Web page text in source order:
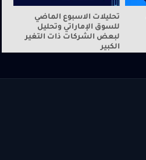
تحليلات الاسبوع الماضي
للسوق الإماراتي وتحليل
لبعض الشركات ذات التغير
الكبير